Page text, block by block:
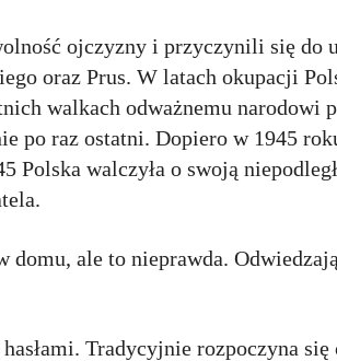
ojczyzny i przyczynili się do
oraz Prus. W latach okupacji
walkach odważnemu narodowi
po raz ostatni. Dopiero w 1945
walczyła o swoją
ale to nieprawda.
Tradycyjnie rozpoczyna się